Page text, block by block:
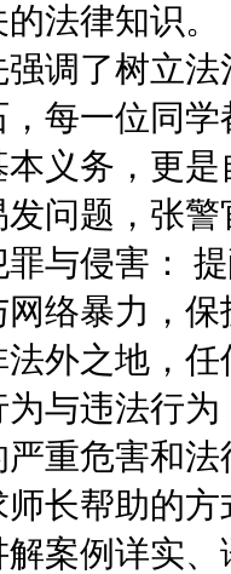
法律知识。
调了树立
每一位同
义务，更
问题，张
与侵害：‌
络暴力，
法外之地，
与违法行
重危害和
长帮助的
案例详实